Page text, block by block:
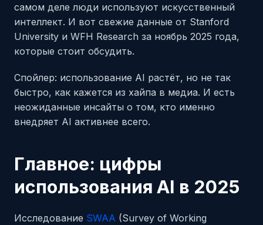
самом деле люди используют искусственный
интеллект. И вот свежие данные от Stanford
University и WFH Research за ноябрь 2025 года,
которые стоит обсудить.
Спойлер: использование AI растёт, но не так
быстро, как кажется из хайпа в медиа. И есть
неожиданные инсайты о том, кто именно
внедряет AI активнее всего.
Главное: цифры
использования AI в 2025
Исследование SWAA (Survey of Working